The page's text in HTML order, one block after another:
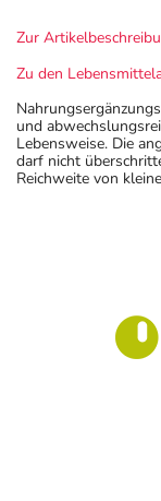
Zur
Zu den
und
Lebensweise. Die
darf nicht
Reichweite von